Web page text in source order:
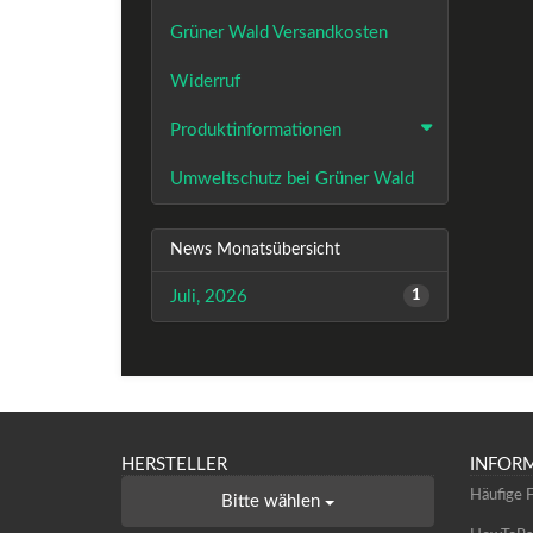
Grüner Wald Versandkosten
Widerruf
Produktinformationen
Umweltschutz bei Grüner Wald
News Monatsübersicht
Juli, 2026 1
HERSTELLER
Bitte wählen Häufige